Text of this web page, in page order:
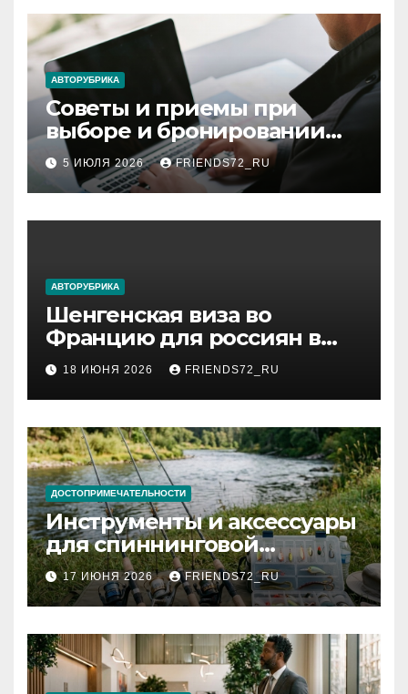
АВТОРУБРИКА
Советы и приемы при
выборе и бронировании
авиабилетов
5 ИЮЛЯ 2026 FRIENDS72_RU
АВТОРУБРИКА
Шенгенская виза во
Францию для россиян в
2026 году: сроки от 3 дней
и список необходимых
документов
18 ИЮНЯ 2026 FRIENDS72_RU
ДОСТОПРИМЕЧАТЕЛЬНОСТИ
Инструменты и аксессуары
для спиннинговой
рыбалки: назначение и
типы
17 ИЮНЯ 2026 FRIENDS72_RU